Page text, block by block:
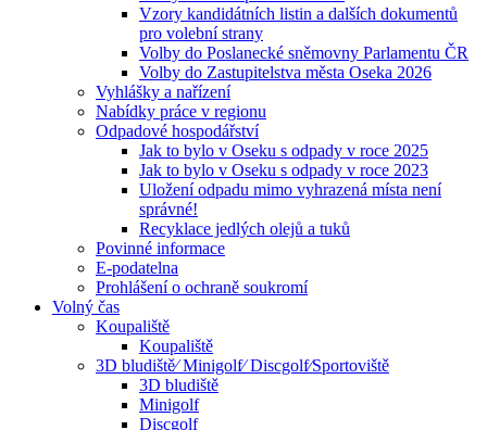
Vzory kandidátních listin a dalších dokumentů
pro volební strany
Volby do Poslanecké sněmovny Parlamentu ČR
Volby do Zastupitelstva města Oseka 2026
Vyhlášky a nařízení
Nabídky práce v regionu
Odpadové hospodářství
Jak to bylo v Oseku s odpady v roce 2025
Jak to bylo v Oseku s odpady v roce 2023
Uložení odpadu mimo vyhrazená místa není
správné!
Recyklace jedlých olejů a tuků
Povinné informace
E-podatelna
Prohlášení o ochraně soukromí
Volný čas
Koupaliště
Koupaliště
3D bludiště⁄ Minigolf⁄ Discgolf⁄Sportoviště
3D bludiště
Minigolf
Discgolf